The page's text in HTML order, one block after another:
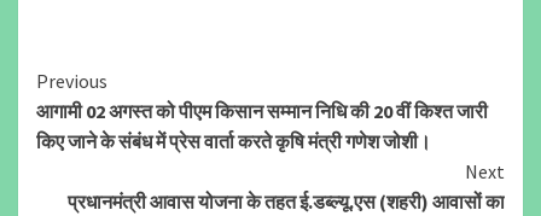
Continue
Reading
Previous
आगामी 02 अगस्त को पीएम किसान सम्मान निधि की 20 वीं किश्त जारी
किए जाने के संबंध में प्रेस वार्ता करते कृषि मंत्री गणेश जोशी।
Next
प्रधानमंत्री आवास योजना के तहत ई.डब्ल्यू.एस (शहरी) आवासों का